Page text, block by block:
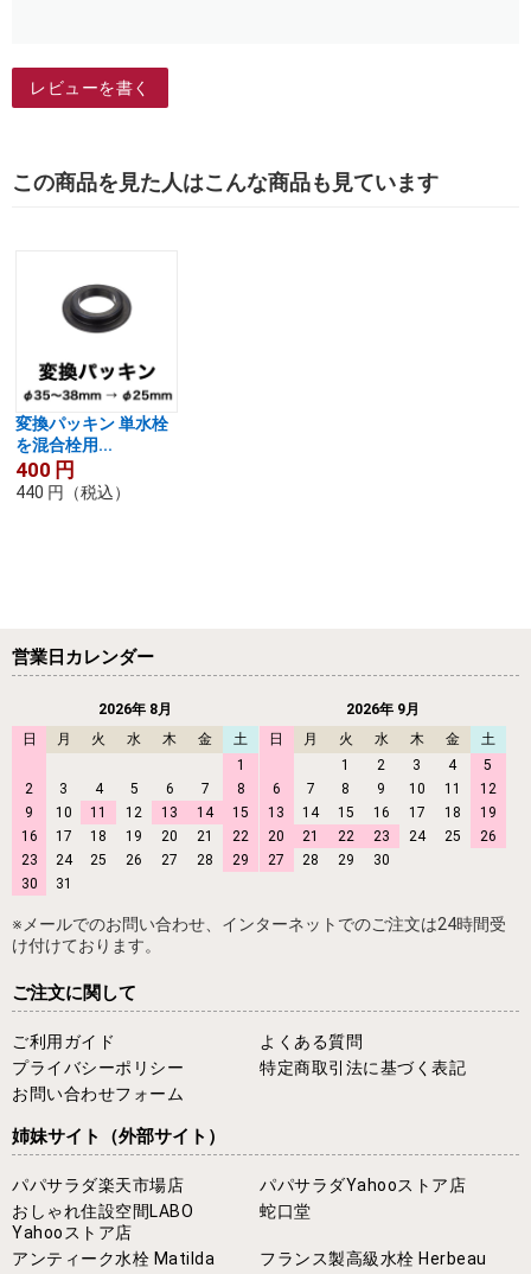
レビューを書く
この商品を見た人はこんな商品も見ています
変換パッキン 単水栓
を混合栓用...
400 円
440 円 （税込）
営業日カレンダー
2026年 8月
日
月 火 水 木 金
土
1
2
3 4 5 6 7
8
9
10 11 12 13 14
15
16
17 18 19 20 21
22
23
24 25 26 27 28
29
30
31
2026年 9月
日
月 火 水 木 金
土
1
2 3 4
5
6
7 8 9 10 11
12
13
14 15 16 17 18
19
20
21 22 23 24 25
26
27
28 29 30
※メールでのお問い合わせ、インターネットでのご注文は24時間受
け付けております。
ご注文に関して
ご利用ガイド
よくある質問
プライバシーポリシー
特定商取引法に基づく表記
お問い合わせフォーム
姉妹サイト （外部サイト）
パパサラダ楽天市場店
パパサラダYahooストア店
おしゃれ住設空間LABO
Yahooストア店
蛇口堂
アンティーク水栓 Matilda フランス製高級水栓 Herbeau